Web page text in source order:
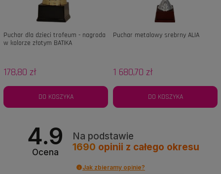
Puchar dla dzieci trofeum - nagroda
w kolorze złotym BATIKA
178,80 zł
DO KOSZYKA
Puchar metalowy srebrny ALIA
1 680,70 zł
DO KOSZYKA
4.9
Ocena
Na podstawie
1690 opinii z całego okresu
Jak zbieramy opinie?